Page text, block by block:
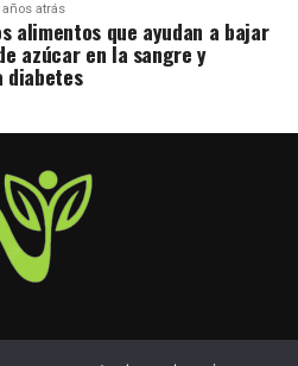
años atrás
alimentos que ayudan a bajar
azúcar en la sangre y